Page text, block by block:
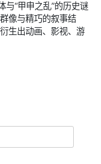
与“甲申之乱”的历史谜
像与精巧的叙事结
生出动画、影视、游